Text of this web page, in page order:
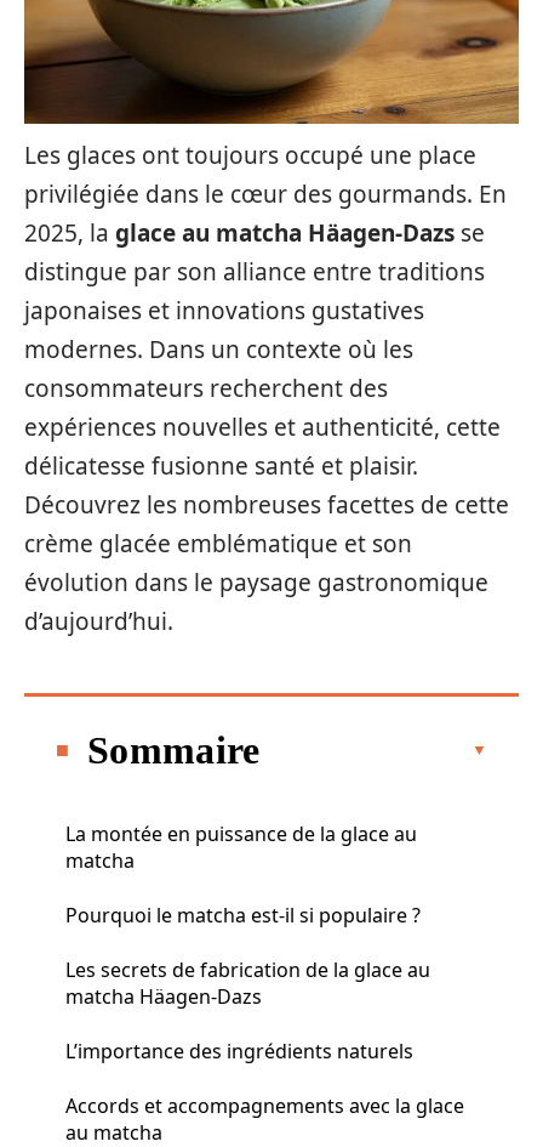
Les glaces ont toujours occupé une place
privilégiée dans le cœur des gourmands. En
2025, la glace au matcha Häagen-Dazs se
distingue par son alliance entre traditions
japonaises et innovations gustatives
modernes. Dans un contexte où les
consommateurs recherchent des
expériences nouvelles et authenticité, cette
délicatesse fusionne santé et plaisir.
Découvrez les nombreuses facettes de cette
crème glacée emblématique et son
évolution dans le paysage gastronomique
d’aujourd’hui.
Sommaire
La montée en puissance de la glace au
matcha
Pourquoi le matcha est-il si populaire ?
Les secrets de fabrication de la glace au
matcha Häagen-Dazs
L’importance des ingrédients naturels
Accords et accompagnements avec la glace
au matcha